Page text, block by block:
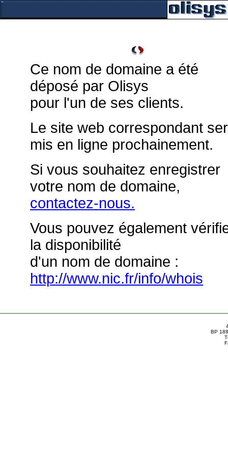
Ce nom de domaine a été
déposé par Olisys
pour l'un de ses clients.
Le site web correspondant
mis en ligne prochainement.
Si vous souhaitez enregistrer
votre nom de domaine,
contactez-nous.
Vous pouvez également
la disponibilité
d'un nom de domaine :
http://www.nic.fr/info/whois
BP